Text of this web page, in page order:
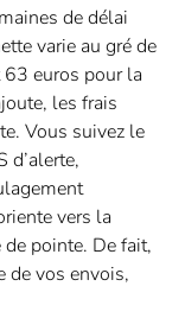
de délai
varie au gré de
63 euros pour la
les frais
Vous suivez le
d’alerte,
vers la
pointe. De fait,
de vos envois,